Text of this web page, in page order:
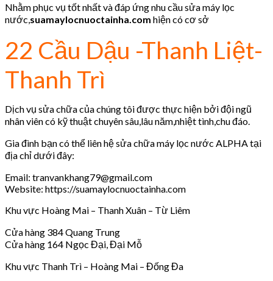
Nhằm phục vụ tốt nhất và đáp ứng nhu cầu sửa máy lọc
nước, suamaylocnuoctainha.com hiện có cơ sở
22 Cầu Dậu -Thanh Liệt-
Thanh Trì
Dịch vụ sửa chữa của chúng tôi được thực hiện bởi đội ngũ
nhân viên có kỹ thuật chuyên sâu,lâu năm,nhiệt tình,chu đáo.
Gia đình bạn có thể liên hệ sửa chữa máy lọc nước ALPHA tại
địa chỉ dưới đây:
Email: tranvankhang79@gmail.com
Website: https://suamaylocnuoctainha.com
Khu vực Hoàng Mai – Thanh Xuân – Từ Liêm
Cửa hàng 384 Quang Trung
Cửa hàng 164 Ngọc Đại, Đại Mỗ
Khu vực Thanh Trì – Hoàng Mai – Đống Đa